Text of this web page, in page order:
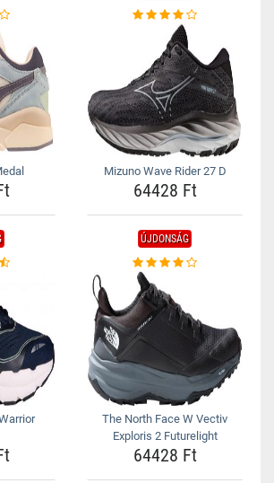
Mizuno Wave Rider 27 D
64428 Ft
ÚJDONSÁG
The North Face W Vectiv
Exploris 2 Futurelight
64428 Ft